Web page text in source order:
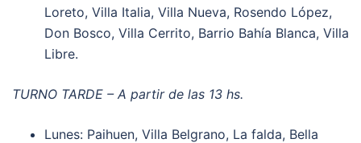
Loreto, Villa Italia, Villa Nueva, Rosendo López,
Don Bosco, Villa Cerrito, Barrio Bahía Blanca, Villa
Libre.
TURNO TARDE – A partir de las 13 hs.
Lunes: Paihuen, Villa Belgrano, La falda, Bella